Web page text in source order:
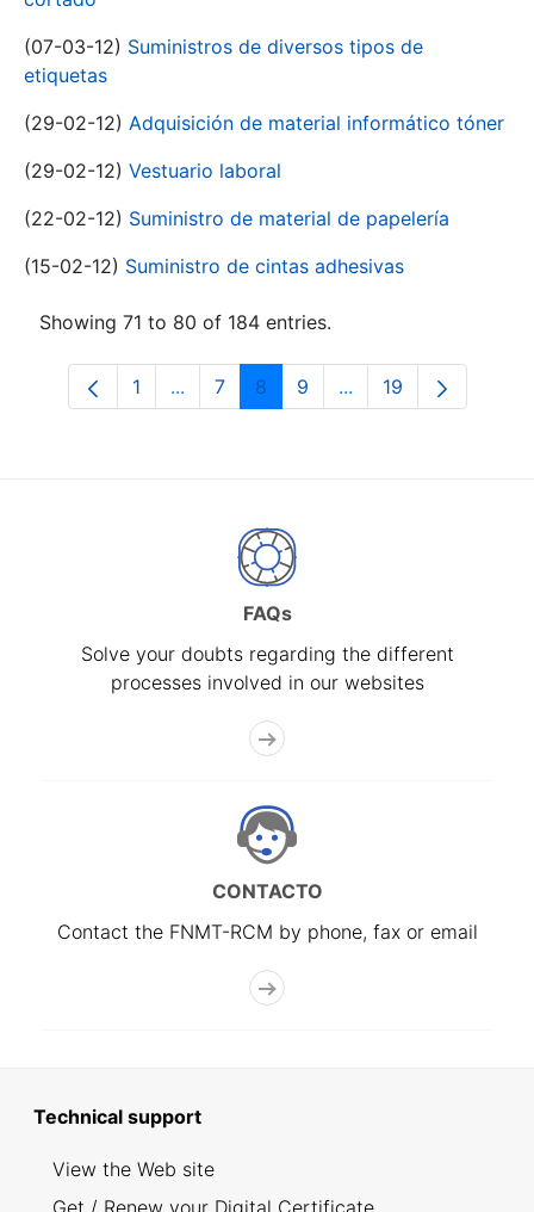
(07-03-12) Suministros de diversos tipos de
etiquetas
(29-02-12) Adquisición de material informático tóner
(29-02-12) Vestuario laboral
(22-02-12) Suministro de material de papelería
(15-02-12) Suministro de cintas adhesivas
Showing 71 to 80 of 184 entries.
Page
1 ...Intermediate Pages Use TAB to
Page
7 Page
8 Page
9 ...Intermediate Pages
Page
19
FAQs
Solve your doubts regarding the different
processes involved in our websites
CONTACTO
Contact the FNMT-RCM by phone, fax or email
Technical support
View the Web site
Get / Renew your Digital Certificate